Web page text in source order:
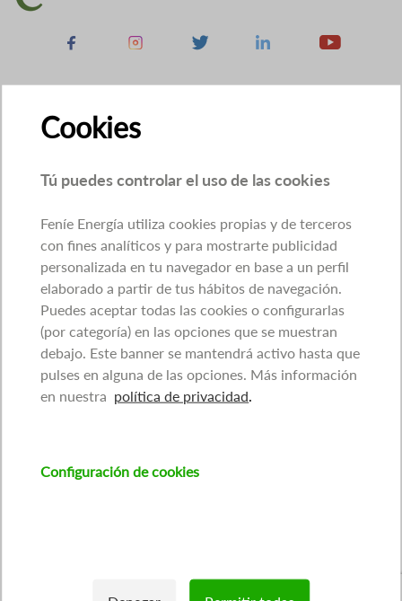
Facebook Instagram X Linkedin Youtube
Cookies
Tú puedes controlar el uso de las cookies
Feníe Energía utiliza cookies propias y de terceros
con fines analíticos y para mostrarte publicidad
personalizada en tu navegador en base a un perfil
elaborado a partir de tus hábitos de navegación.
Puedes aceptar todas las cookies o configurarlas
(por categoría) en las opciones que se muestran
debajo. Este banner se mantendrá activo hasta que
pulses en alguna de las opciones. Más información
en nuestra política de privacidad.
Configuración de cookies